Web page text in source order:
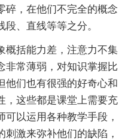
碎，在他们不完全的概念
、直线等等之分。
概括能力差，注意力不集
非常薄弱，对知识掌握比
他们也有很强的好奇心和
，这些都是课堂上需要充
以运用各种教学手段，
激来弥补他们的缺陷，